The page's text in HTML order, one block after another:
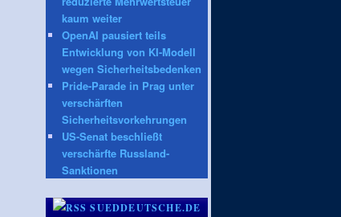
kaum weiter
OpenAI pausiert teils
Entwicklung von KI-Modell
wegen Sicherheitsbedenken
Pride-Parade in Prag unter
verschärften
Sicherheitsvorkehrungen
US-Senat beschließt
verschärfte Russland-
Sanktionen
SUEDDEUTSCHE.DE